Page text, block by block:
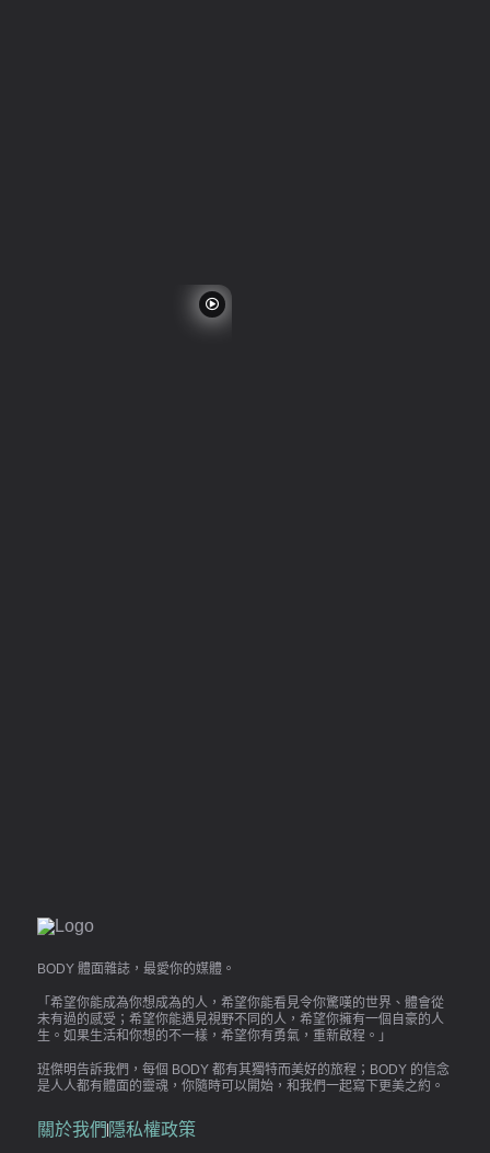
BODY 體面雜誌，最愛你的媒體。
「希望你能成為你想成為的人，希望你能看見令你驚嘆的世界、體會從
未有過的感受；希望你能遇見視野不同的人，希望你擁有一個自豪的人
生。如果生活和你想的不一樣，希望你有勇氣，重新啟程。」
班傑明告訴我們，每個 BODY 都有其獨特而美好的旅程；BODY 的信念
是人人都有體面的靈魂，你隨時可以開始，和我們一起寫下更美之約。
關於我們 隱私權政策